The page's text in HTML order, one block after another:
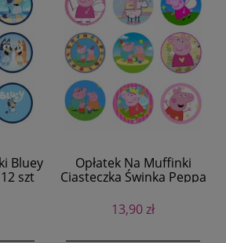
Bluey
szt
Opłatek Na Muffinki
Ciasteczka Świnka Peppa
13,90 zł